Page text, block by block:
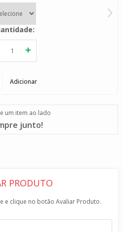
Adicionar
um item ao lado
junto!
PRODUTO
e clique no botão Avaliar Produto.